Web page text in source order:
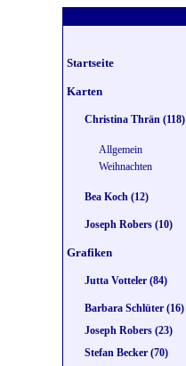
Startseite
Karten
Christina Thrän (118)
Allgemein
Weihnachten
Bea Koch (12)
Joseph Robers (10)
Grafiken
Jutta Votteler (84)
Barbara Schlüter (16)
Joseph Robers (23)
Stefan Becker (70)